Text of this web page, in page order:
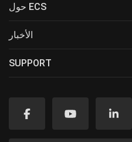
حول ECS
الأخبار
SUPPORT